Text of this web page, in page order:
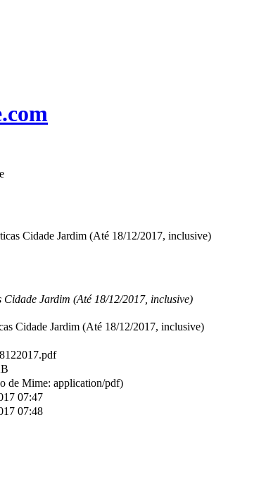
Cidade Jardim (Até 18/12/2017, inclusive)
Jardim (Até 18/12/2017, inclusive)
Cidade Jardim (Até 18/12/2017, inclusive)
de Mime: application/pdf)
07:47
07:48